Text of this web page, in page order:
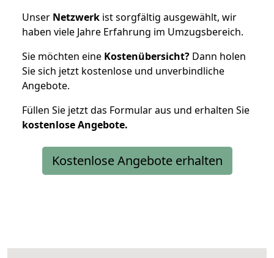
Unser Netzwerk ist sorgfältig ausgewählt, wir
haben viele Jahre Erfahrung im Umzugsbereich.
Sie möchten eine Kostenübersicht? Dann holen
Sie sich jetzt kostenlose und unverbindliche
Angebote.
Füllen Sie jetzt das Formular aus und erhalten Sie
kostenloseAngebote.
Kostenlose Angebote erhalten